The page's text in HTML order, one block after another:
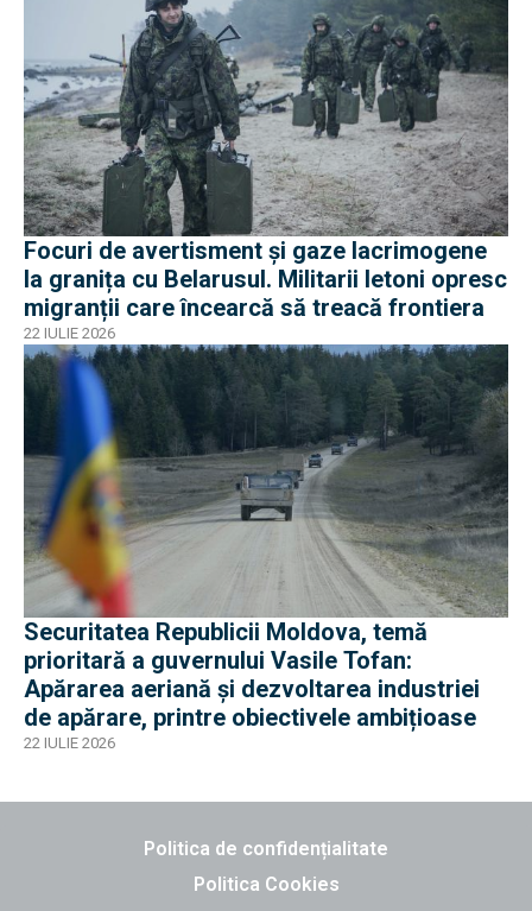
Focuri de avertisment și gaze lacrimogene
la granița cu Belarusul. Militarii letoni opresc
migranții care încearcă să treacă frontiera
22 IULIE 2026
Securitatea Republicii Moldova, temă
prioritară a guvernului Vasile Tofan:
Apărarea aeriană și dezvoltarea industriei
de apărare, printre obiectivele ambițioase
22 IULIE 2026
Politica de confidențialitate
Politica Cookies